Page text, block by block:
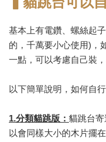
基本上有電鑽、螺絲起
的，千萬要小心使用)，
一點，可以考慮自己裝
以下簡單說明，如何自
1.分類貓跳版： 貓跳台
以會同樣大小的木片擺